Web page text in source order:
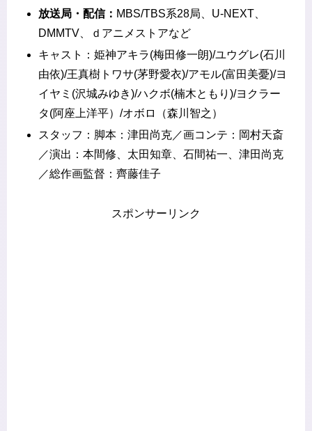
放送局・配信： MBS/TBS系28局、U-NEXT、
DMMTV、ｄアニメストアなど
キャスト：姫神アキラ(梅田修一朗)/ユウグレ(石川
由依)/王真樹トワサ(茅野愛衣)/アモル(富田美憂)/ヨ
イヤミ(沢城みゆき)/ハクボ(楠木ともり)/ヨクラー
タ(阿座上洋平）/オボロ（森川智之）
スタッフ：脚本：津田尚克／画コンテ：岡村天斎
／演出：本間修、太田知章、石間祐一、津田尚克
／総作画監督：齊藤佳子
スポンサーリンク